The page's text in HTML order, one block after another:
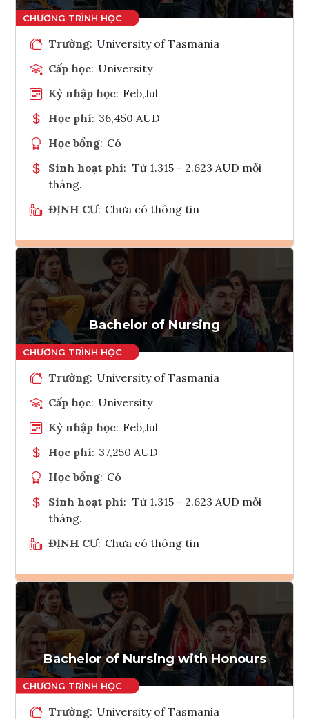
Trường: University of Tasmania
Cấp học: University
Kỳ nhập học: Feb,Jul
Học phí: 36,450 AUD
Học bổng: Có
Sinh hoạt phí: Từ 1.315 - 2.623 AUD mỗi
tháng.
ĐỊNH CƯ: Chưa có thông tin
Ghi danh
Tham vấn Interlink
Bachelor of Nursing
Trường: University of Tasmania
Cấp học: University
Kỳ nhập học: Feb,Jul
Học phí: 37,250 AUD
Học bổng: Có
Sinh hoạt phí: Từ 1.315 - 2.623 AUD mỗi
tháng.
ĐỊNH CƯ: Chưa có thông tin
Ghi danh
Tham vấn Interlink
Bachelor of Nursing with Honours
Trường: University of Tasmania